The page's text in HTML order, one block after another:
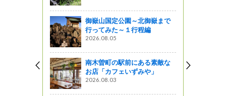
御嶽山国定公園～北御嶽まで
行ってみた～１行程編
2026.08.05
南木曽町の駅前にある素敵な
お店「カフェいずみや」
2026.08.03